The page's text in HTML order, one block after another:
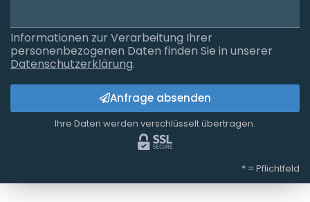
Informationen zur Verarbeitung Ihrer
personenbezogenen Daten finden Sie in unserer
Datenschutzerklärung.
Anfrage absenden
Ihre Daten werden verschlüsselt übertragen.
* = Pflichtfeld